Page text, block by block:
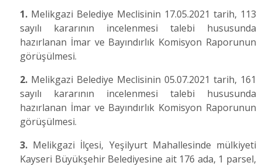
1. Melikgazi Belediye Meclisinin 17.05.2021 tarih, 113
sayılı kararının incelenmesi talebi hususunda
hazırlanan İmar ve Bayındırlık Komisyon Raporunun
görüşülmesi.
2. Melikgazi Belediye Meclisinin 05.07.2021 tarih, 161
sayılı kararının incelenmesi talebi hususunda
hazırlanan İmar ve Bayındırlık Komisyon Raporunun
görüşülmesi.
3. Melikgazi İlçesi, Yeşilyurt Mahallesinde mülkiyeti
Kayseri Büyükşehir Belediyesine ait 176 ada, 1 parsel,